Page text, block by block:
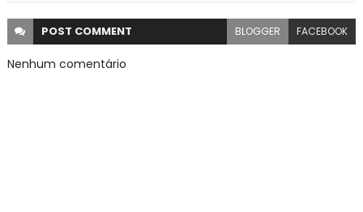
POST COMMENT BLOGGER FACEBOOK
Nenhum comentário